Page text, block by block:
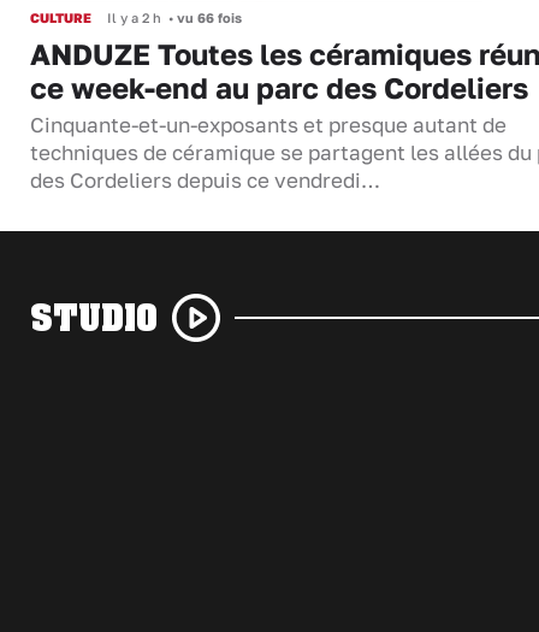
CULTURE Il y a 2 h • vu 66 fois
ANDUZE Toutes les céramiques
ce week-end au parc des Cordeliers
Cinquante-et-un-exposants et presque autant de
techniques de céramique se partagent les allées du
des Cordeliers depuis ce vendredi…
STUDIO